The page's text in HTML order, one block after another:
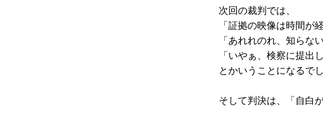
次回の裁判では、
「証拠の映像は時間が
「あれれのれ、知らな
「いやぁ、検察に提出
とかいうことになるで
そして判決は、「自白